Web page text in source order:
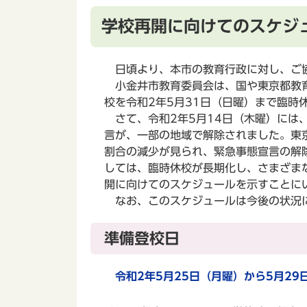
学校再開に向けてのスケジ
日頃より、本市の教育行政に対し、ご
小金井市教育委員会は、国や東京都教
校を令和2年5月31日（日曜）まで臨時
さて、令和2年5月14日（木曜）には
言が、一部の地域で解除されました。
割合の減少が見られ、緊急事態宣言の
しては、臨時休校が長期化し、さまざ
開に向けてのスケジュールを示すことに
なお、このスケジュールは今後の状況
準備登校日
令和2年5月25日（月曜）から5月29